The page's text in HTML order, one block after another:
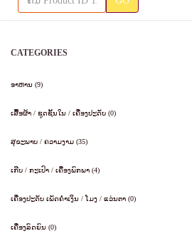
CATEGORIES
ອາຫານ (9)
ເສື້ອຜ້າ / ຊຸດຊັ້ນໃນ / ເຄື່ອງປະດັບ (0)
ສຸຂະພາບ / ຄວາມງາມ (35)
ເກີບ / ກະເປົາ / ເຄື່ອງພົກພາ (4)
ເຄື່ອງປະດັບ ເພັດຄໍາເງິນ / ໂມງ / ແວ່ນຕາ (0)
ເຄື່ອງລົດຍົນ (0)